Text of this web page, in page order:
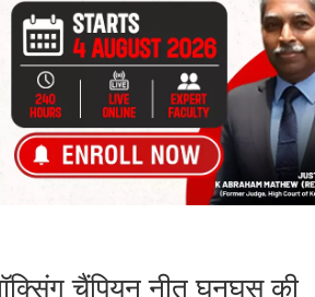
चैंपियन नीतू घनघस की